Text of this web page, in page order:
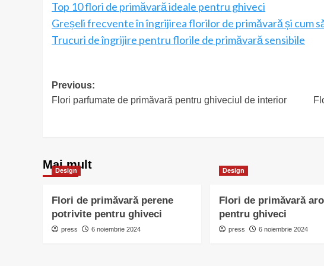
Top 10 flori de primăvară ideale pentru ghiveci
Greșeli frecvente în îngrijirea florilor de primăvară și cum
Trucuri de îngrijire pentru florile de primăvară sensibile
Post
navigation
Previous:
Flori parfumate de primăvară pentru ghiveciul de interior
Mai mult
Design
Flori de primăvară perene
potrivite pentru ghiveci
press 6 noiembrie 2024
Design
Flori de primăvară
pentru ghiveci
press 6 noiembrie 2024